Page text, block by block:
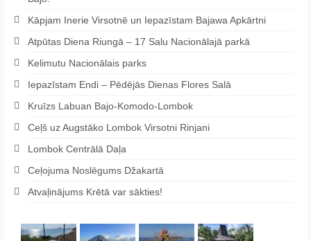
Kāpjam Inerie Virsotnē un Iepazīstam Bajawa Apkārtni
Atpūtas Diena Riungā – 17 Salu Nacionālajā parkā
Kelimutu Nacionālais parks
Iepazīstam Endi – Pēdējās Dienas Flores Salā
Kruīzs Labuan Bajo-Komodo-Lombok
Ceļš uz Augstāko Lombok Virsotni Rinjani
Lombok Centrālā Daļa
Ceļojuma Noslēgums Džakartā
Atvaļinājums Krētā var sākties!